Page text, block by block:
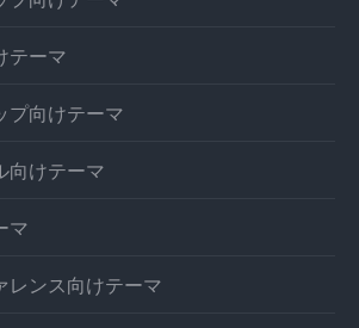
テーマ
プ向けテーマ
向けテーマ
マ
レンス向けテーマ